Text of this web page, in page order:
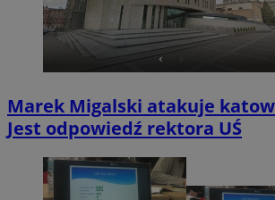
Marek Migalski atakuje
Jest odpowiedź rektora UŚ